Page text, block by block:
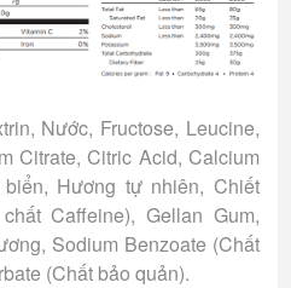
Nước, Fructose, Leucine,
Citrate, Citric Acid, Calcium
Hương tự nhiên, Chiết
Caffeine), Gellan Gum,
Sodium Benzoate (Chất
(Chất bảo quản).